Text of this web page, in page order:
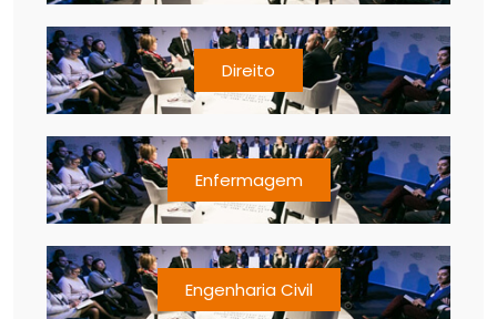
Direito
Enfermagem
Engenharia Civil